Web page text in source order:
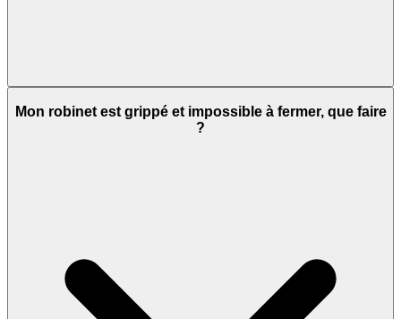
Mon robinet est grippé et impossible à fermer, que faire
?